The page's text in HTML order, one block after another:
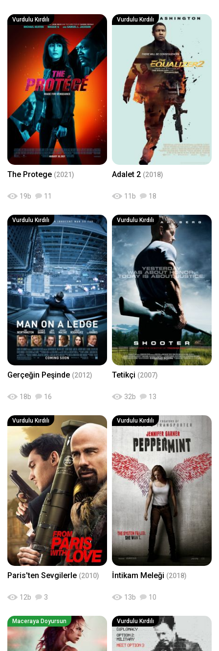
Vurdulu Kırdılı
The Protege (2021)
19b 11
Vurdulu Kırdılı
Adalet 2 (2018)
11 b 18
Vurdulu Kırdılı
Gerçeğin Peşinde (2012)
18b 16
Vurdulu Kırdılı
Tetikçi (2007)
32b 13
Vurdulu Kırdılı
Paris'ten Sevgilerle (2010)
12b 3
Vurdulu Kırdılı
İntikam Meleği (2018)
13b 10
Maceraya Doyursun Vurdulu Kırdılı